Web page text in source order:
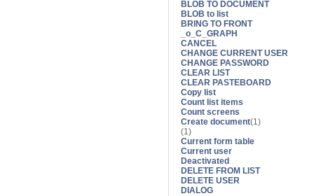
BLOB TO DOCUMENT
BLOB to list
BRING TO FRONT
_o_C_GRAPH
CANCEL
CHANGE CURRENT USER
CHANGE PASSWORD
CLEAR LIST
CLEAR PASTEBOARD
Copy list
Count list items
Count screens
Create document(1)
(1)
Current form table
Current user
Deactivated
DELETE FROM LIST
DELETE USER
DIALOG